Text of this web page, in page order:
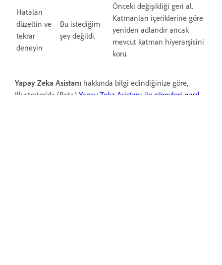
Hataları
düzeltin ve
tekrar
deneyin
Bu istediğim
şey değildi.
Önceki değişikliği geri al.
Katmanları içeriklerine göre
yeniden adlandır ancak
mevcut katman hiyerarşisini
koru.
Yapay Zeka Asistanı hakkında bilgi edindiğinize göre,
Illustrator'da (Beta) Yapay Zeka Asistanı ile görevleri nasıl